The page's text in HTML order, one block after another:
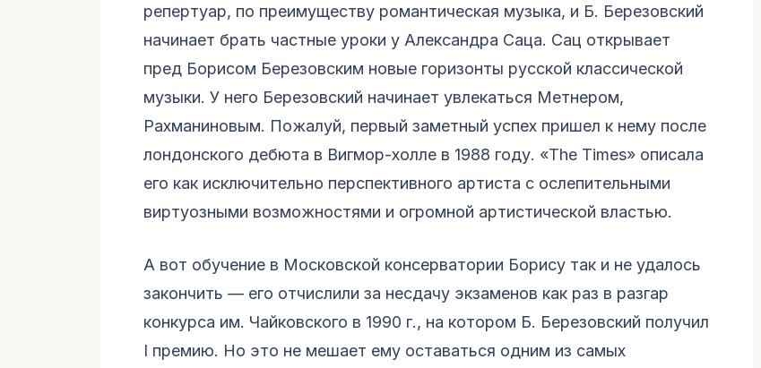
репертуар, по преимуществу романтическая музыка, и Б. Березовский
начинает брать частные уроки у Александра Саца. Сац открывает
пред Борисом Березовским новые горизонты русской классической
музыки. У него Березовский начинает увлекаться Метнером,
Рахманиновым. Пожалуй, первый заметный успех пришел к нему после
лондонского дебюта в Вигмор-холле в 1988 году. «The Times» описала
его как исключительно перспективного артиста с ослепительными
виртуозными возможностями и огромной артистической властью.
А вот обучение в Московской консерватории Борису так и не удалось
закончить — его отчислили за несдачу экзаменов как раз в разгар
конкурса им. Чайковского в 1990 г., на котором Б. Березовский получил
I премию. Но это не мешает ему оставаться одним из самых